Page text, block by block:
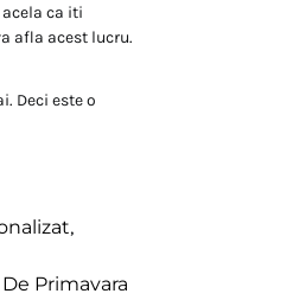
ca iti
afla acest lucru.
Deci este o
,
Primavara